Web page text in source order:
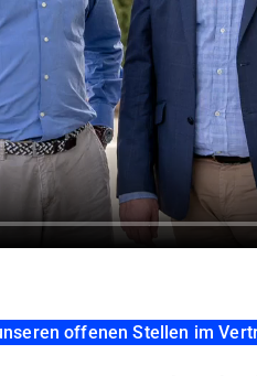
offenen Stellen im